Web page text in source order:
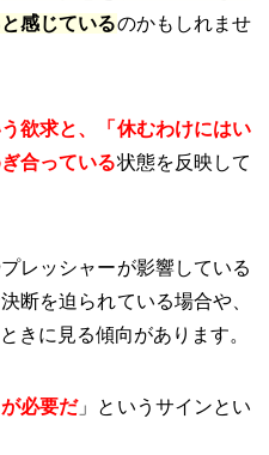
感じているのかもしれませ
欲求と、「休むわけにはい
合っている状態を反映して
レッシャーが影響している
断を迫られている場合や、
きに見る傾向があります。
必要だ」というサインとい